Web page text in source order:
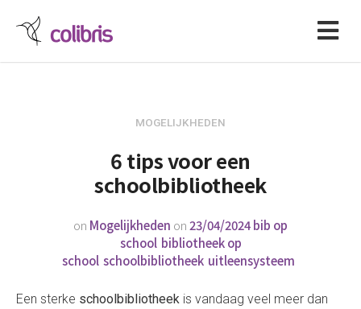
MOGELIJKHEDEN
6 tips voor een
schoolbibliotheek
on Mogelijkheden on23/04/2024bib op
school bibliotheek op
school schoolbibliotheek uitleensysteem
Een sterke schoolbibliotheek is vandaag veel meer dan